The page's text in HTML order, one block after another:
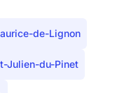
de-Lignon
Julien-du-Pinet